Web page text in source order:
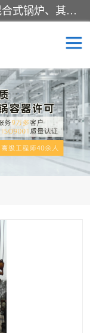
蒸汽锅炉：水管锅炉、火管锅炉、混合式锅炉、其他蒸汽锅炉； 热水锅炉：家用型集中供暖用热水锅炉、其他热水锅炉； 有机热载体锅炉； 船用蒸汽锅炉； （锅炉用辅助设备及装置）蒸汽冷凝器：表面冷凝器、混合式冷凝器、空冷式冷凝器、其他蒸汽冷凝器； 锅炉用辅助设备：节热器、蒸汽收集器、蓄能器、烟垢清除器、气体回收器、泥渣刮除器、空气预热器、其他锅炉用辅助设备；